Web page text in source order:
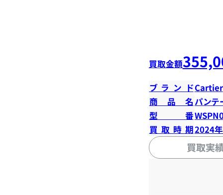
買取金額
ブランドCartier
商品名 パンテ
型番
買取時期2024
買取実